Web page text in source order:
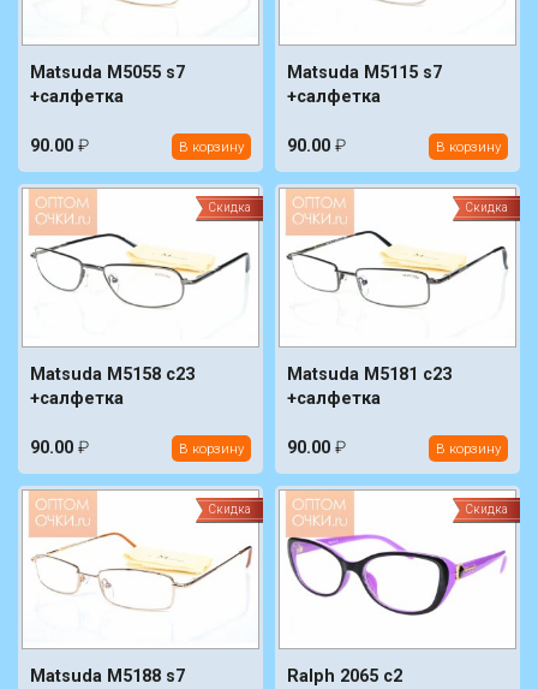
Matsuda M5055 s7
+салфетка
90.00 ₽ В корзину
Matsuda M5115 s7
+салфетка
90.00 ₽ В корзину
Скидка
Matsuda M5158 c23
+салфетка
90.00 ₽ В корзину
Скидка
Matsuda M5181 c23
+салфетка
90.00 ₽ В корзину
Скидка
Matsuda M5188 s7
Скидка
Ralph 2065 c2